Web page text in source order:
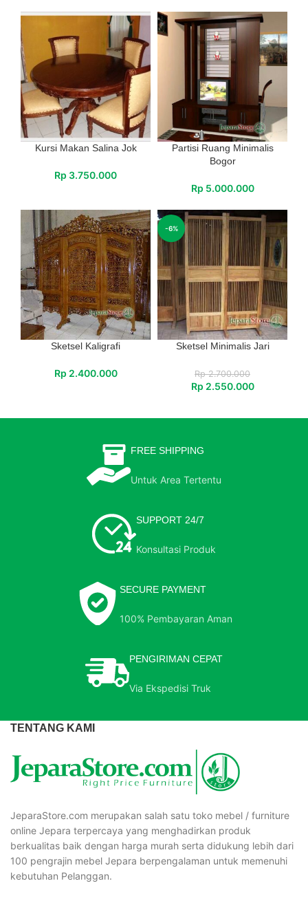
Kursi Makan Salina Jok
Rp 3.750.000
Partisi Ruang Minimalis
Bogor
Rp 5.000.000
Sketsel Kaligrafi
Rp 2.400.000
-6%
Sketsel Minimalis Jari
Rp2.700.000
Rp 2.550.000
FREE SHIPPING
Untuk Area Tertentu
SUPPORT 24/7
Konsultasi Produk
SECURE PAYMENT
100% Pembayaran Aman
PENGIRIMAN CEPAT
Via Ekspedisi Truk
TENTANG KAMI
JeparaStore.com merupakan salah satu toko mebel / furniture
online Jepara terpercaya yang menghadirkan produk
berkualitas baik dengan harga murah serta didukung lebih dari
100 pengrajin mebel Jepara berpengalaman untuk memenuhi
kebutuhan Pelanggan.